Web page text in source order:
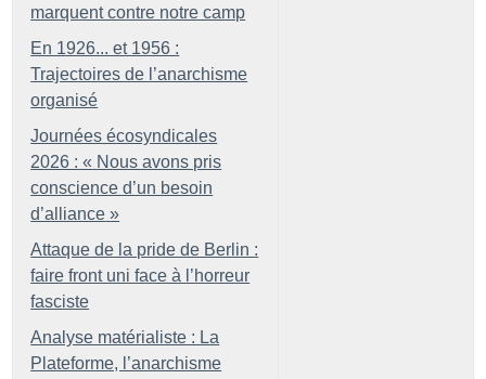
marquent contre notre camp
En 1926... et 1956 :
Trajectoires de l’anarchisme
organisé
Journées écosyndicales
2026 : « Nous avons pris
conscience d’un besoin
d’alliance »
Attaque de la pride de Berlin :
faire front uni face à l’horreur
fasciste
Analyse matérialiste : La
Plateforme, l’anarchisme